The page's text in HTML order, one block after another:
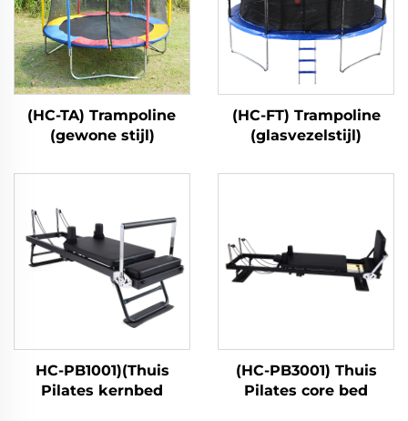
(HC-TA) Trampoline
(gewone stijl)
(HC-FT) Trampoline
(glasvezelstijl)
HC-PB1001)(Thuis
Pilates kernbed
(HC-PB3001) Thuis
Pilates core bed